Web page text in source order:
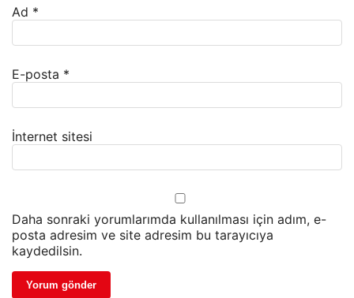
Ad *
E-posta *
İnternet sitesi
Daha sonraki yorumlarımda kullanılması için adım, e-
posta adresim ve site adresim bu tarayıcıya
kaydedilsin.